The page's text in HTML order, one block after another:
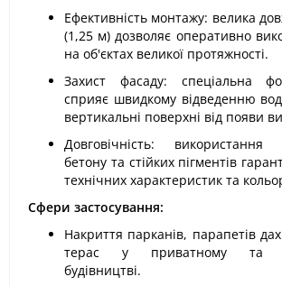
Ефективність монтажу: велика
(1,25 м) дозволяє оперативно
на об'єктах великої протяжності.
Захист фасаду: спеціальна
сприяє швидкому відведенню
вертикальні поверхні від появи
Довговічність: використання
бетону та стійких пігментів
технічних характеристик та
Сфери застосування:
Накриття парканів, парапетів
терас у приватному та
будівництві.